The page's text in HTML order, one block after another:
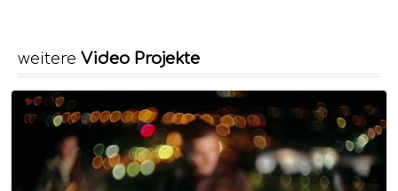
weitere Video Projekte